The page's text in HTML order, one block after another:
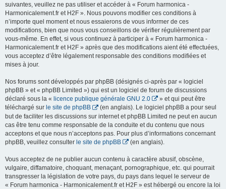
suivantes, veuillez ne pas utiliser et accéder à « Forum harmonica -
Harmonicalement.fr et H2F ». Nous pouvons modifier ces conditions à
n’importe quel moment et nous essaierons de vous informer de ces
modifications, bien que nous vous conseillons de vérifier régulièrement par
vous-même. En effet, si vous continuez à participer à « Forum harmonica -
Harmonicalement.fr et H2F » après que des modifications aient été effectuées,
vous acceptez d’être légalement responsable des conditions modifiées et
mises à jour.
Nos forums sont développés par phpBB (désignés ci-après par « logiciel
phpBB » et « phpBB Limited ») qui est un logiciel de forum de discussions
déclaré sous la « licence publique générale GNU 2.0
» et qui peut être
téléchargé sur le site de phpBB
(en anglais). Le logiciel phpBB a pour seul
but de faciliter les discussions sur internet et phpBB Limited ne peut en aucun
cas être tenu comme responsable de la conduite et du contenu que nous
acceptons et que nous n’acceptons pas. Pour plus d’informations concernant
phpBB, veuillez consulter le site de phpBB (en anglais).
Vous acceptez de ne publier aucun contenu à caractère abusif, obscène,
vulgaire, diffamatoire, choquant, menaçant, pornographique, etc. qui pourrait
transgresser la législation de votre pays, du pays dans lequel le serveur de
« Forum harmonica - Harmonicalement.fr et H2F » est hébergé ou encore la loi